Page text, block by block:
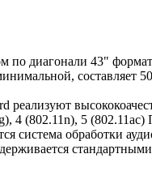
по диагонали 43"
составляет
реализуют
4 (802.11n), 5
система обработки